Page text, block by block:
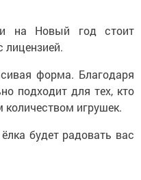
на Новый год стоит
лицензией.
форма. Благодаря
подходит для тех, кто
игрушек.
будет радовать вас